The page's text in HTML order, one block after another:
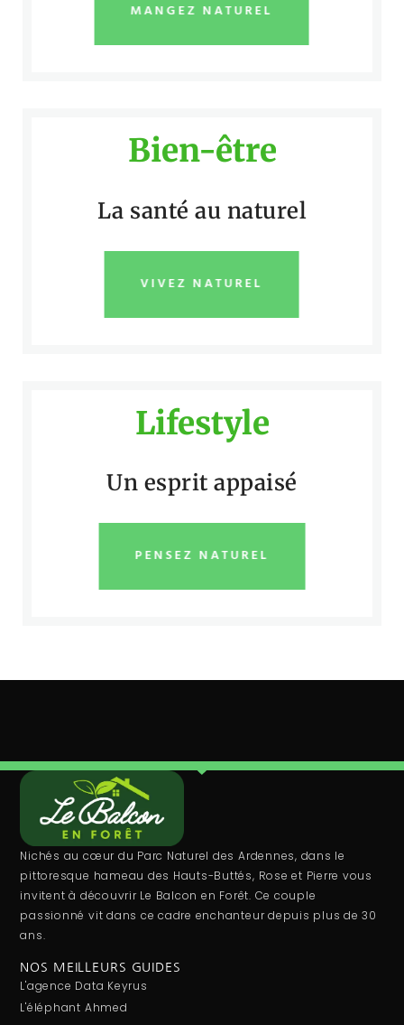
MANGEZ NATUREL
Bien-être
La santé au naturel
VIVEZ NATUREL
Lifestyle
Un esprit appaisé
PENSEZ NATUREL
Nichés au cœur du Parc Naturel des Ardennes, dans le
pittoresque hameau des Hauts-Buttés, Rose et Pierre vous
invitent à découvrir Le Balcon en Forêt. Ce couple
passionné vit dans ce cadre enchanteur depuis plus de 30
ans.
NOS MEILLEURS GUIDES
L'agence Data Keyrus
L'éléphant Ahmed